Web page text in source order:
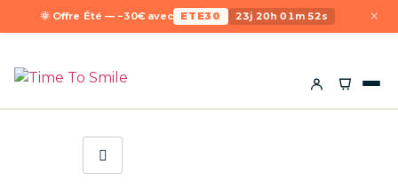
🌞 Offre Été — −30€ avec ETE30 23j 20h 01m 52s ×